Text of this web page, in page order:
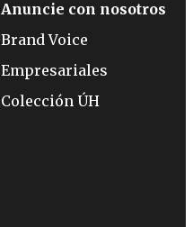
Anuncie con nosotros
Brand Voice
Empresariales
Colección ÚH